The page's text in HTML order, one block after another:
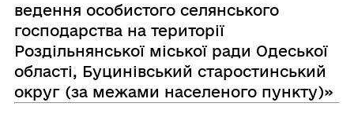
ведення особистого селянського
господарства на території
Роздільнянської міської ради Одеської
області, Буцинівський старостинський
округ (за межами населеного пункту)»